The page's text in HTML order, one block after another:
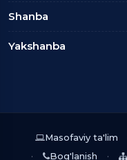
Shanba
Yakshanba
Masofaviy ta'lim
Bog'lanish